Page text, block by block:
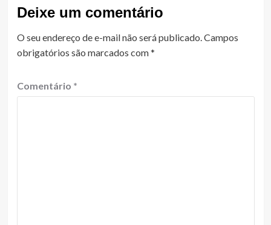
Deixe um comentário
O seu endereço de e-mail não será publicado. Campos
obrigatórios são marcados com*
Comentário *